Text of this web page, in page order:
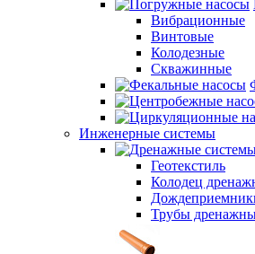
Вибрационные
Винтовые
Колодезные
Скважинные
Инженерные системы
Геотекстиль
Колодец
Трубы